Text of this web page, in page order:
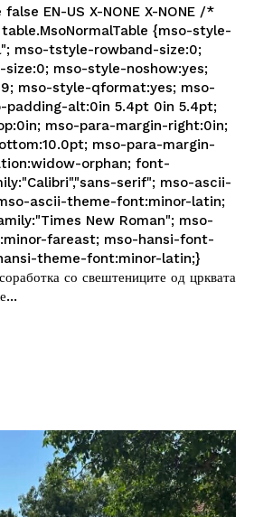
right:0in;
mso-para-margin-
New Roman"; mso-
mso-hansi-font-
со свештениците од црквата